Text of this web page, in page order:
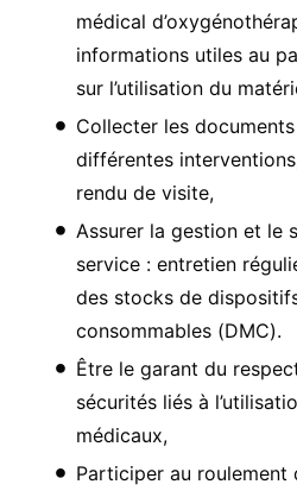
médical
informations utiles au
sur l’utilisation du
Collecter les
différentes
rendu de visite,
Assurer la gestion et le
service : entretien
des stocks de
consommables (DMC).
Être le garant du
sécurités liés à
médicaux,
Participer au roulement